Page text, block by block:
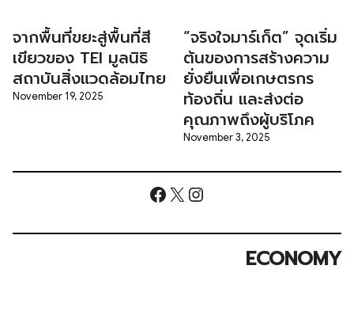
จากพื้นที่ขยะสู่พื้นที่สี
เขียวของ TEI มูลนิธิ
สถาบันสิ่งแวดล้อมไทย
November 19, 2025
“จริงใจมาร์เก็ต” จุดเริ่ม
ต้นของการสร้างความ
ยั่งยืนเพื่อเกษตรกร
ท้องถิ่น และส่งต่อ
คุณภาพถึงผู้บริโภค
November 3, 2025
Facebook
X Instagram
ECONOMY